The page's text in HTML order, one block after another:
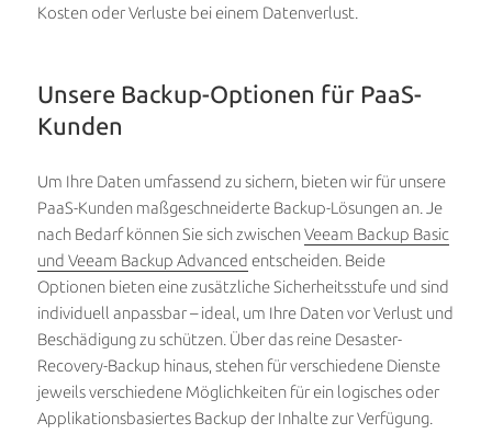
Kosten oder Verluste bei einem Datenverlust.
Unsere Backup-Optionen für PaaS-
Kunden
Um Ihre Daten umfassend zu sichern, bieten wir für unsere
PaaS-Kunden maßgeschneiderte Backup-Lösungen an. Je
nach Bedarf können Sie sich zwischenVeeam Backup Basic
und Veeam Backup Advanced entscheiden. Beide
Optionen bieten eine zusätzliche Sicherheitsstufe und sind
individuell anpassbar – ideal, um Ihre Daten vor Verlust und
Beschädigung zu schützen. Über das reine Desaster-
Recovery-Backup hinaus, stehen für verschiedene Dienste
jeweils verschiedene Möglichkeiten für ein logisches oder
Applikationsbasiertes Backup der Inhalte zur Verfügung.